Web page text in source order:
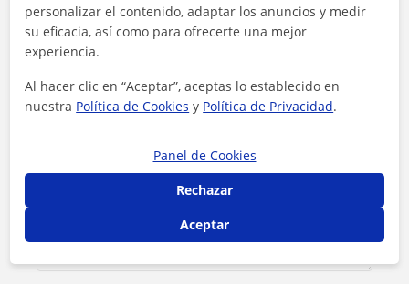
personalizar el contenido, adaptar los anuncios y medir
su eficacia, así como para ofrecerte una mejor
experiencia.
Al hacer clic en “Aceptar”, aceptas lo establecido en
nuestra Política de Cookies y Política de Privacidad.
Panel de Cookies
Rechazar
Aceptar